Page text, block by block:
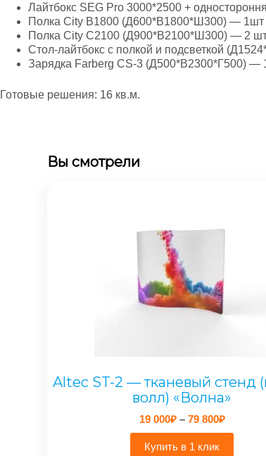
Лайтбокс SEG Pro 3000*2500 +
Полка City B1800 (Д600*В1800*Ш300) — 1шт
Полка City С2100 (Д900*В2100*Ш300) — 2
Стол-лайтбокс с полкой и подсветкой
Зарядка Farberg CS-3 (Д500*В2300*Г500) —
Готовые решения: 16 кв.м.
Вы смотрели
Altec ST-2 — тканевый стенд
волл) «Волна»
19 000₽ – 79 800₽
цен:
Купить в 1 клик